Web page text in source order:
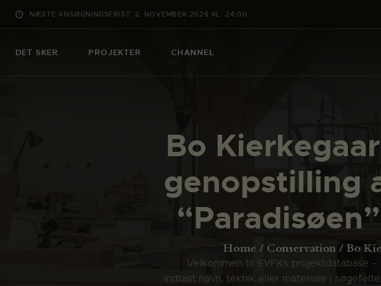
NÆSTE ANSØGNINGSFRIST: 2. NOVEMBER 2026 KL. 24:00
DET SKER PROJEKTER CHANNEL
Bo
genopstilling
Home Conservation Bo
Velkommen til SVFKs projektdatabase
Indtast navn, teknik eller materiale i
OM SVFK
ENGLISH